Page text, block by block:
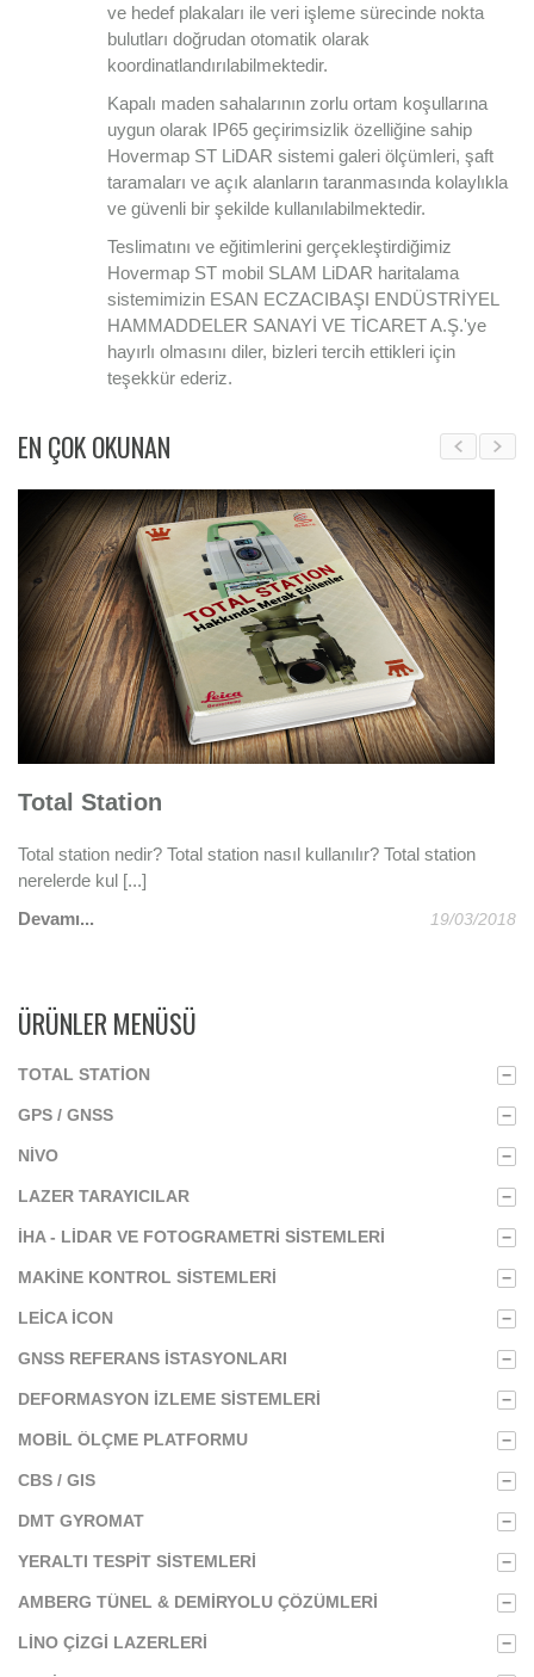
ve hedef plakaları ile veri işleme sürecinde nokta
bulutları doğrudan otomatik olarak
koordinatlandırılabilmektedir.
Kapalı maden sahalarının zorlu ortam koşullarına
uygun olarak IP65 geçirimsizlik özelliğine sahip
Hovermap ST LiDAR sistemi galeri ölçümleri, şaft
taramaları ve açık alanların taranmasında kolaylıkla
ve güvenli bir şekilde kullanılabilmektedir.
Teslimatını ve eğitimlerini gerçekleştirdiğimiz
Hovermap ST mobil SLAM LiDAR haritalama
sistemimizin ESAN ECZACIBAŞI ENDÜSTRİYEL
HAMMADDELER SANAYİ VE TİCARET A.Ş.'ye
hayırlı olmasını diler, bizleri tercih ettikleri için
teşekkür ederiz.
EN ÇOK OKUNAN
Total Station
Total station nedir? Total station nasıl kullanılır? Total station
nerelerde kul [...]
Devamı...
19/03/2018
ÜRÜNLER MENÜSÜ
TOTAL STATION −
GPS / GNSS −
NIVO −
LAZER TARAYICILAR −
İHA - LIDAR VE FOTOGRAMETRI SISTEMLERI −
MAKINE KONTROL SISTEMLERI −
LEICA ICON −
GNSS REFERANS İSTASYONLARI −
DEFORMASYON İZLEME SISTEMLERI −
MOBIL ÖLÇME PLATFORMU −
CBS / GIS −
DMT GYROMAT −
YERALTI TESPIT SISTEMLERI −
AMBERG TÜNEL & DEMIRYOLU ÇÖZÜMLERI −
LINO ÇIZGI LAZERLERI −